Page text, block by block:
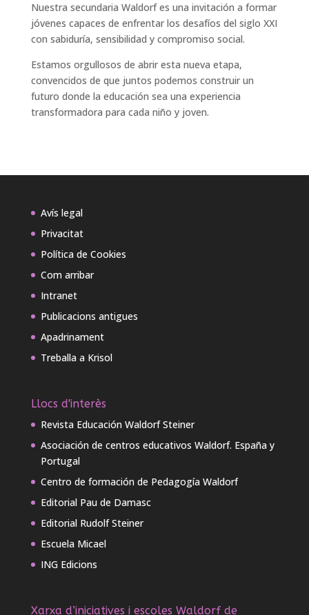
Nuestra secundaria Waldorf es una invitación a formar
jóvenes capaces de enfrentar los desafíos del siglo XXI
con sabiduría, sensibilidad y compromiso social.
Estamos orgullosos de abrir esta nueva etapa,
convencidos de que juntos podemos construir un
futuro donde la educación sea una experiencia
transformadora para cada niño y joven.
Avís legal
Privacitat
Política de Cookies
Com arribar
Intranet
Publicacions antigues
Apadrinament
Treballa a Krisol
Llocs d'interès
Revista Educación Waldorf Steiner
Asociación de centros educativos Waldorf. España y
Portugal
Centro de formación de Pedagogía Waldorf
Editorial Pau de Damasc
Editorial Rudolf Steiner
Escuela Micael
ING Edicions
Xarxa d’iniciatives i escoles Waldorf de